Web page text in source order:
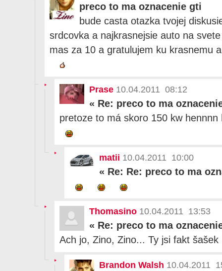
preco to ma oznacenie gti
bude casta otazka tvojej
srdcovka a najkrasnejsie auto na
mas za 10 a gratulujem ku krasnemu
Prase 10.04.2011 08:12
« Re: preco to ma
pretoze to má skoro 150 kw
matii 10.04.2011 10:00
« Re: Re: preco to ma
Thomasino 10.04.2011 13:53
« Re: preco to ma
Ach jo, Zino, Zino... Ty jsi fakt šašek
Brandon Walsh 10.04.2011